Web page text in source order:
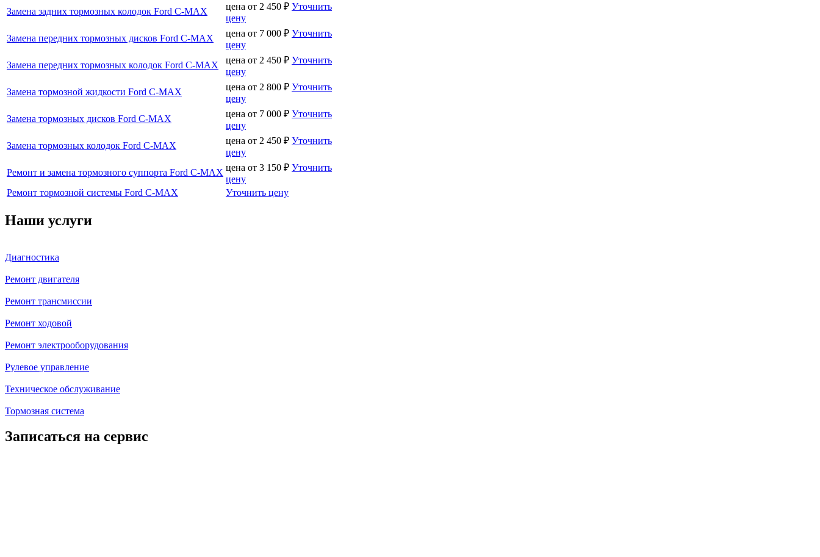
Замена задних тормозных колодок Ford C-MAX
цена от 2 450 ₽ Уточнить
цену
Замена передних тормозных дисков Ford C-MAX
цена от 7 000 ₽ Уточнить
цену
Замена передних тормозных колодок Ford C-MAX
цена от 2 450 ₽ Уточнить
цену
Замена тормозной жидкости Ford C-MAX
цена от 2 800 ₽ Уточнить
цену
Замена тормозных дисков Ford C-MAX
цена от 7 000 ₽ Уточнить
цену
Замена тормозных колодок Ford C-MAX
цена от 2 450 ₽ Уточнить
цену
Ремонт и замена тормозного суппорта Ford C-MAX цена от 3 150 ₽ Уточнить
цену
Ремонт тормозной системы Ford C-MAX
Уточнить цену
Наши услуги
Диагностика
Ремонт двигателя
Ремонт трансмиссии
Ремонт ходовой
Ремонт электрооборудования
Рулевое управление
Техническое обслуживание
Тормозная система
Записаться на сервис